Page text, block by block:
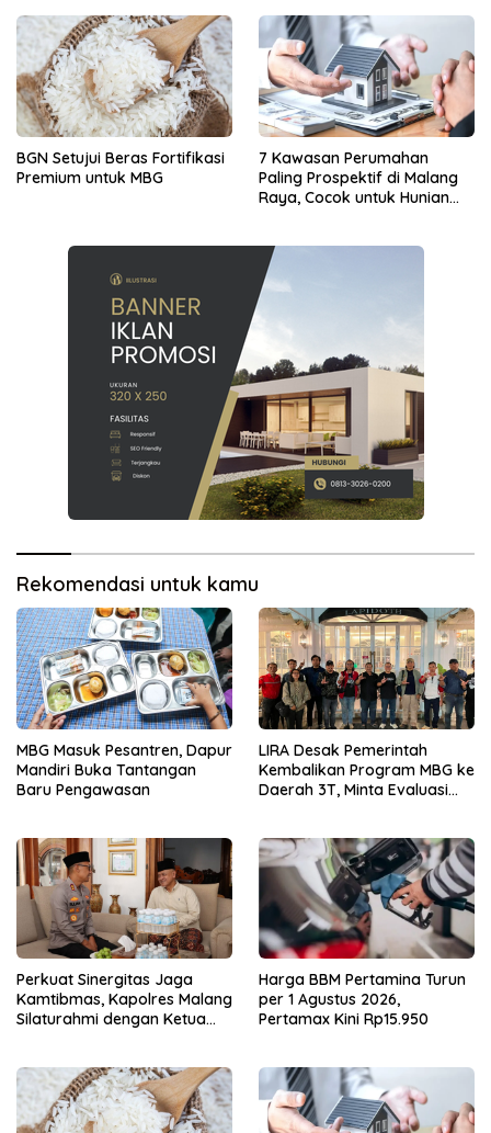
BGN Setujui Beras Fortifikasi
Premium untuk MBG
7 Kawasan Perumahan
Paling Prospektif di Malang
Raya, Cocok untuk Hunian
Rekomendasi untuk kamu
MBG Masuk Pesantren, Dapur
Mandiri Buka Tantangan
Baru Pengawasan
LIRA Desak Pemerintah
Kembalikan Program MBG ke
Daerah 3T, Minta Evaluasi
Perkuat Sinergitas Jaga
Kamtibmas, Kapolres Malang
Silaturahmi dengan Ketua
Harga BBM Pertamina Turun
per 1 Agustus 2026,
Pertamax Kini Rp15.950